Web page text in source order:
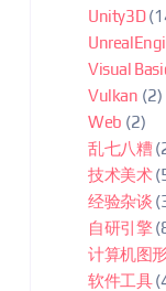
Unity3D
Visual
Vulkan (2)
Web (2)
乱七八糟
技术美术
经验杂谈
自研引擎
计算机图
软件工具